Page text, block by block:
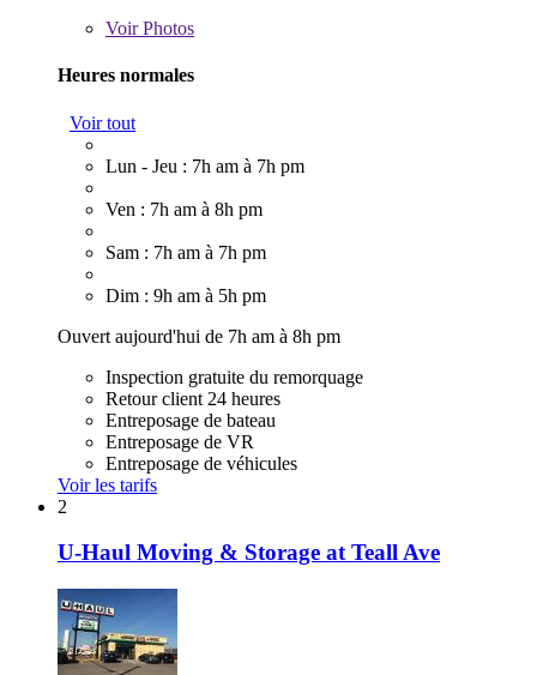
VoirPhotos
Heures normales
Voir tout
Lun - Jeu : 7h am à 7h pm
Ven : 7h am à 8h pm
Sam : 7h am à 7h pm
Dim : 9h am à 5h pm
Ouvert aujourd'hui de 7h am à 8h pm
Inspection gratuite du remorquage
Retour client 24 heures
Entreposage de bateau
Entreposage de VR
Entreposage de véhicules
Voir les tarifs
2
U-Haul Moving & Storage at Teall Ave